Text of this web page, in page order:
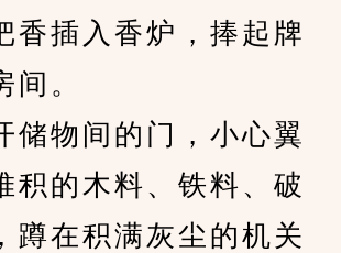
插入香炉，捧起牌
间。
物间的门，小心翼
积的木料、铁料、破
蹲在积满灰尘的机关